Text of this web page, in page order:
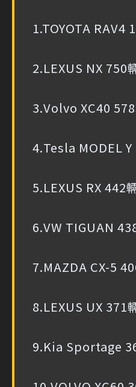
1.TOYOTA RAV4
2.LEXUS NX 750
3.Volvo XC40
4.Tesla MODEL Y
5.LEXUS RX 442
6.VW TIGUAN
7.MAZDA CX-5
8.LEXUS UX 371
9.Kia Sportage